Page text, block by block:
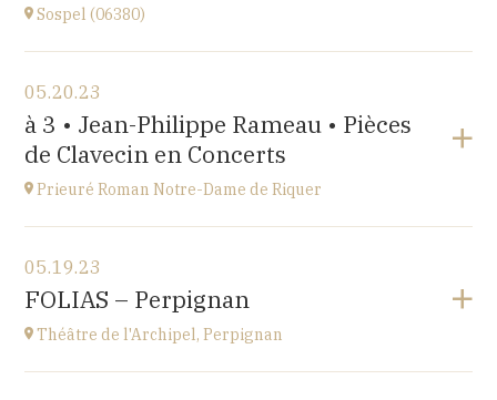
Go to site
Sospel (06380)
Sospel (06380)
at20H30
Go to site
05.20.23
à 3 • Jean-Philippe Rameau • Pièces
de Clavecin en Concerts
Prieuré Roman Notre-Dame de Riquer
Mas Riquer, Catllar (66500)
at18H00
05.19.23
FOLIAS – Perpignan
Théâtre de l'Archipel, Perpignan